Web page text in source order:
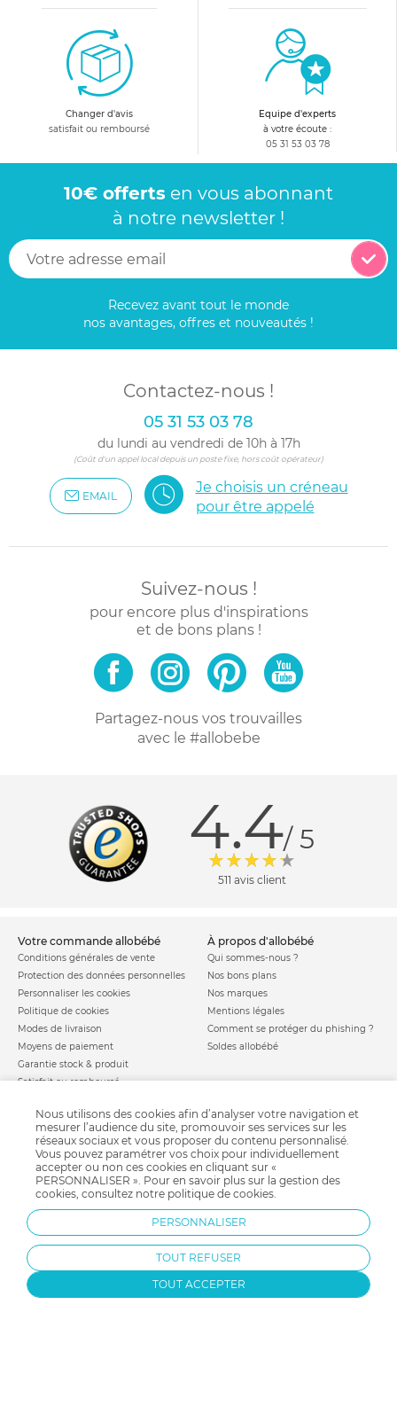
Changer d'avis
satisfait ou remboursé
Equipe d'experts
à votre écoute :
05 31 53 03 78
10€ offerts en vous abonnant
à notre newsletter !
Recevez avant tout le monde
nos avantages, offres et nouveautés !
Contactez-nous !
05 31 53 03 78
du lundi au vendredi de 10h à 17h
(Coût d'un appel local depuis un poste fixe, hors coût opérateur)
EMAIL
Je choisis un créneau
pour être appelé
Suivez-nous !
pour encore plus d'inspirations
et de bons plans !
Partagez-nous vos trouvailles
avec le #allobebe
4.4/ 5
511 avis client
votre commande allobébé
Conditions générales de vente
Protection des données personnelles
Personnaliser les cookies
Politique de cookies
Modes de livraison
Moyens de paiement
Garantie stock & produit
Satisfait ou remboursé
à propos d'allobébé
Qui sommes-nous ?
Nos bons plans
Nos marques
Mentions légales
Comment se protéger du phishing ?
Soldes allobébé
allobébé vous recommande
Sites et partenaires
Nos labels
Nos licences
Besoin d'aide ?
FAQ
les plus d'allobébé
Liste de naissance
Infos conseils
Jeux concours
Valise de maternité
Parrainage
Paiement sécurisé
Charte qualité
Nous utilisons des cookies afin d’analyser votre navigation et
mesurer l’audience du site, promouvoir ses services sur les
réseaux sociaux et vous proposer du contenu personnalisé.
Vous pouvez paramétrer vos choix pour individuellement
accepter ou non ces cookies en cliquant sur «
PERSONNALISER ». Pour en savoir plus sur la gestion des
cookies, consultez notre politique de cookies.
PERSONNALISER
TOUT REFUSER
TOUT ACCEPTER